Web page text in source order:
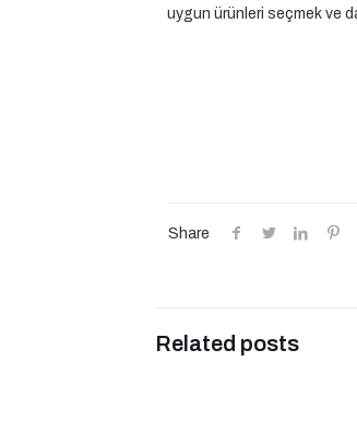
uygun ürünleri seçmek ve
Share
Related posts